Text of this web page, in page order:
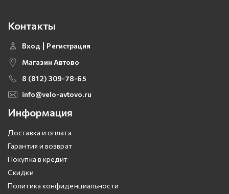
Контакты
Вход
Регистрация
Магазин Автово
8 (812) 309-78-65
info@velo-avtovo.ru
Информация
Доставка и оплата
Гарантия и возврат
Покупка в кредит
Скидки
Политика конфиденциальности